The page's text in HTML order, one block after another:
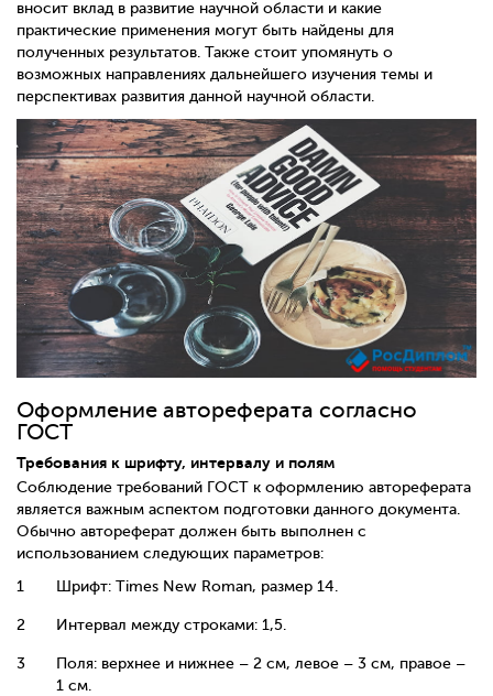
вносит вклад в развитие научной области и какие
практические применения могут быть найдены для
полученных результатов. Также стоит упомянуть о
возможных направлениях дальнейшего изучения темы и
перспективах развития данной научной области.
Оформление автореферата согласно
ГОСТ
Требования к шрифту, интервалу и полям
Соблюдение требований ГОСТ к оформлению автореферата
является важным аспектом подготовки данного документа.
Обычно автореферат должен быть выполнен с
использованием следующих параметров:
Шрифт: Times New Roman, размер 14.
Интервал между строками: 1,5.
Поля: верхнее и нижнее – 2 см, левое – 3 см, правое –
1 см.